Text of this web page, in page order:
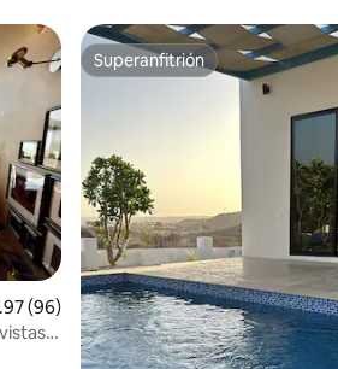
promedio: 4.97 de 5, 96 reseñas
(96)
Superanfitrión
Superanfitrión